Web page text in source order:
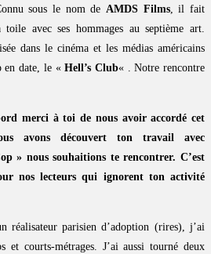
sous le nom de AMDS Films, il fait
avec ses hommages au septième art.
dans le cinéma et les médias américains
en date, le «Hell’s Club« . Notre rencontre
merci à toi de nous avoir accordé cet
avons découvert ton travail avec
» nous souhaitions te rencontrer. C’est
nos lecteurs qui ignorent ton activité
réalisateur parisien d’adoption (rires), j’ai
et courts-métrages. J’ai aussi tourné deux